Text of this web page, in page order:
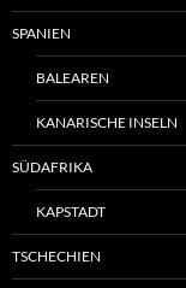
SPANIEN
BALEAREN
KANARISCHE INSELN
SÜDAFRIKA
KAPSTADT
TSCHECHIEN